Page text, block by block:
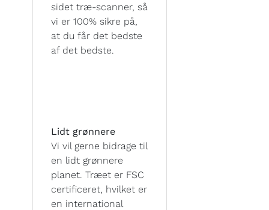
sidet træ-scanner, så
vi er 100% sikre på,
at du får det bedste
af det bedste.
Lidt grønnere
Vi vil gerne bidrage til
en lidt grønnere
planet. Træet er FSC
certificeret, hvilket er
en international